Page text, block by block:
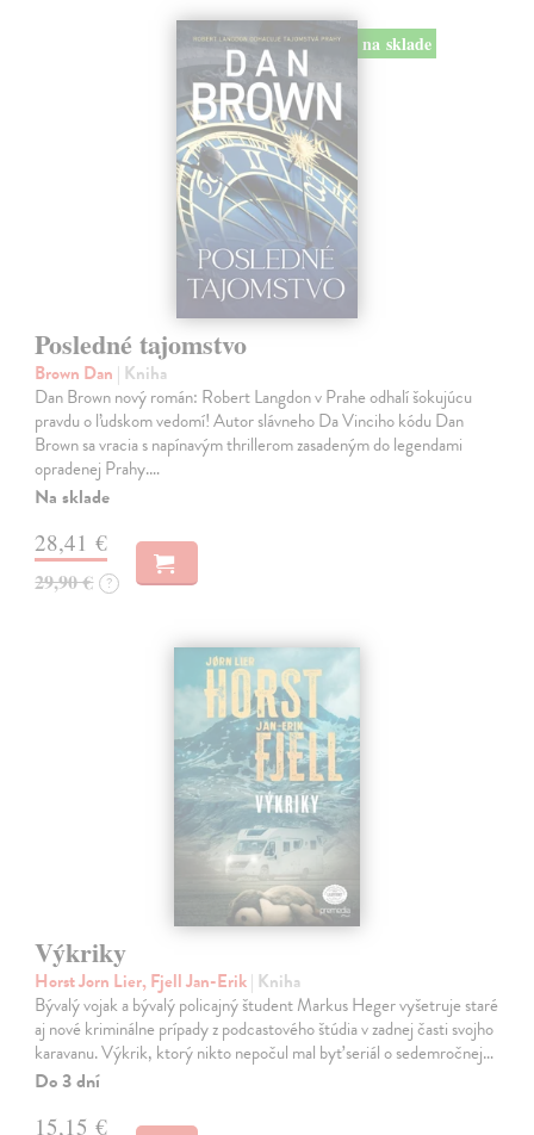
na sklade
Posledné tajomstvo
Brown Dan | Kniha
Dan Brown nový román: Robert Langdon v Prahe odhalí šokujúcu
pravdu o ľudskom vedomí! Autor slávneho Da Vinciho kódu Dan
Brown sa vracia s napínavým thrillerom zasadeným do legendami
opradenej Prahy.…
Na sklade
28,41 €
29,90 € ?
Výkriky
Horst Jorn Lier, Fjell Jan-Erik| Kniha
Bývalý vojak a bývalý policajný študent Markus Heger vyšetruje staré
aj nové kriminálne prípady z podcastového štúdia v zadnej časti svojho
karavanu. Výkrik, ktorý nikto nepočul mal byť seriál o sedemročnej…
Do 3 dní
15,15 €